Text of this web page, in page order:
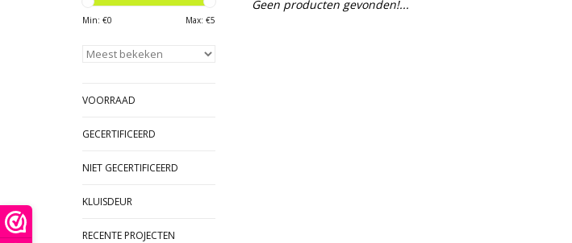
Min: €0 Max: €5
VOORRAAD
GECERTIFICEERD
NIET GECERTIFICEERD
KLUISDEUR
RECENTE PROJECTEN
Geen producten gevonden!...